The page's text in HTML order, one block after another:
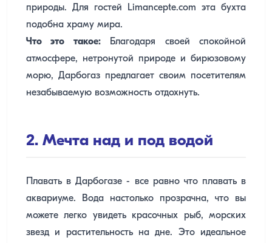
природы. Для гостей Limancepte.com эта бухта
подобна храму мира.
Что это такое:Благодаря своей спокойной
атмосфере, нетронутой природе и бирюзовому
морю, Дарбогаз предлагает своим посетителям
незабываемую возможность отдохнуть.
2. Мечта над и под водой
Плавать в Дарбогазе - все равно что плавать в
аквариуме. Вода настолько прозрачна, что вы
можете легко увидеть красочных рыб, морских
звезд и растительность на дне. Это идеальное